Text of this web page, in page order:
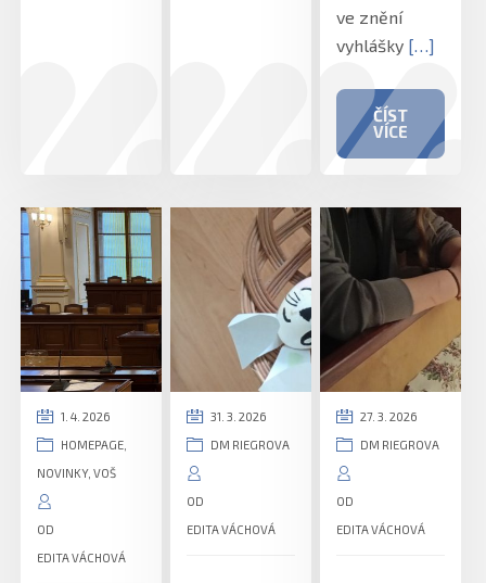
ve znění
vyhlášky […]
ČÍST
VÍCE
1. 4. 2026
HOMEPAGE
NOVINKY,VOŠ
OD
EDITA VÁCHOVÁ
31. 3. 2026
DM RIEGROVA
OD
EDITA VÁCHOVÁ
27. 3. 2026
DM RIEGROVA
OD
EDITA VÁCHOVÁ